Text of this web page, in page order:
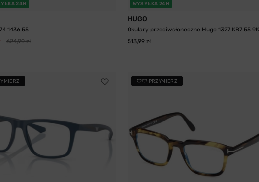
24H
1436 55
624,99 zł
WYSYŁKA 24H
HUGO
Okulary przeciwsłoneczne Hugo 1327 KB7 55 9K
513,99 zł
PRZYMIERZ